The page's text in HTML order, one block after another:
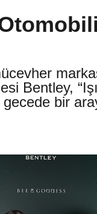
Bentley,
gecede bir